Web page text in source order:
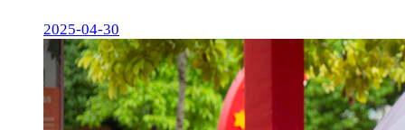
2025-04-30